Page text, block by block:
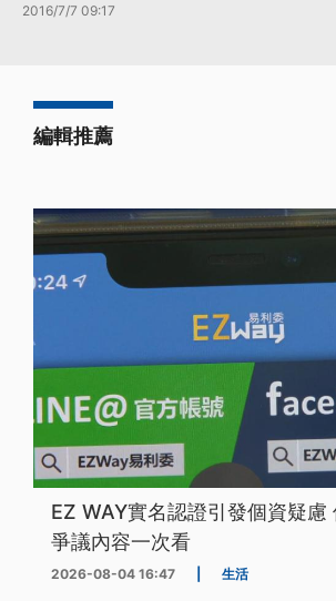
2016/7/7 09:17
編輯推薦
EZ WAY實名認證引發個資疑慮
爭議內容一次看
2026-08-04 16:47 生活